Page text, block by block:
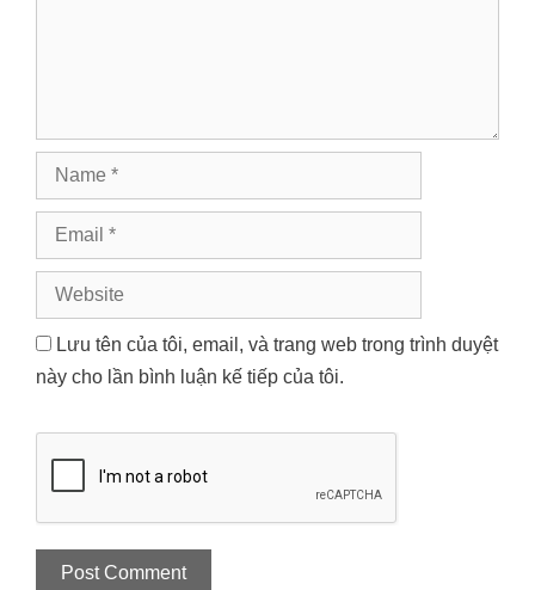
Name
Email
Website
Lưu tên của tôi, email, và trang web trong trình duyệt
này cho lần bình luận kế tiếp của tôi.